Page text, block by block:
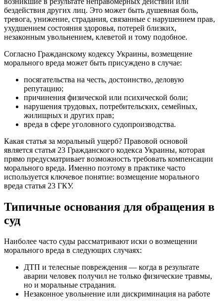
бездействия других лиц. Это может быть душевная боль,
тревога, унижение, страдания, связанные с нарушением прав,
ухудшением состояния здоровья, потерей близких,
незаконным увольнением, клеветой и тому подобное.
Согласно Гражданскому кодексу Украины, возмещение
морального вреда может быть присуждено в случае:
посягательства на честь, достоинство, деловую
репутацию;
причинения физической или психической боли;
нарушения трудовых, потребительских, семейных,
жилищных и других прав;
вреда в сфере уголовного судопроизводства.
Какая статья за моральный ущерб? Правовой основой
является статья 23 Гражданского кодекса Украины, которая
прямо предусматривает возможность требовать компенсации
морального вреда. Именно поэтому в практике часто
используется ключевое понятие: возмещение морального
вреда статья 23 ГКУ.
Типичные основания для обращения в
суд
Наиболее часто суды рассматривают иски о возмещении
морального вреда в следующих случаях:
ДТП и телесные повреждения — когда в результате
аварии человек получил не только физические травмы,
но и моральные страдания.
Незаконное увольнение или дискриминация на работе